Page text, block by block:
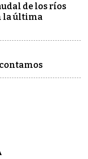
de los ríos
la última